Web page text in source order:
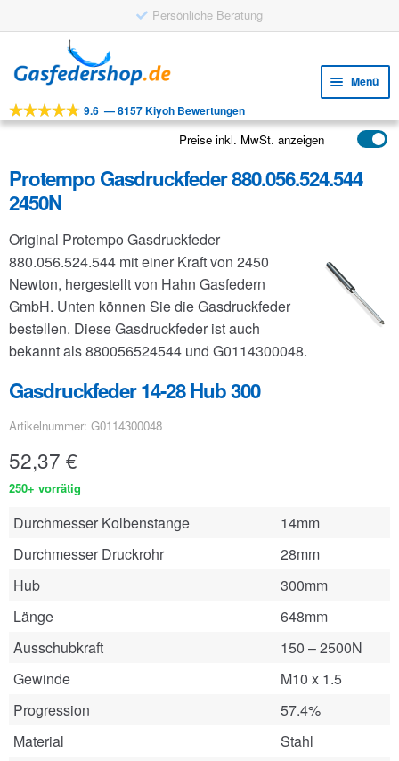
Persönliche Beratung
Navigation
springen
Inhalt
springen
Menü
Werkzeuge
Anwendungen
FAQ
9.6 —8157 Kiyoh Bewertungen
Preise inkl. MwSt. anzeigen
Protempo Gasdruckfeder 880.056.524.544
2450N
Original Protempo Gasdruckfeder
880.056.524.544 mit einer Kraft von 2450
Newton, hergestellt von Hahn Gasfedern
GmbH. Unten können Sie die Gasdruckfeder
bestellen. Diese Gasdruckfeder ist auch
bekannt als 880056524544 und G0114300048.
Gasdruckfeder 14-28 Hub 300
Artikelnummer: G0114300048
52,37 €
250+ vorrätig
Durchmesser Kolbenstange
14mm
Durchmesser Druckrohr
28mm
Hub
300mm
Länge
648mm
Ausschubkraft
150 – 2500N
Gewinde
M10 x 1.5
Progression
57.4%
Material
Stahl